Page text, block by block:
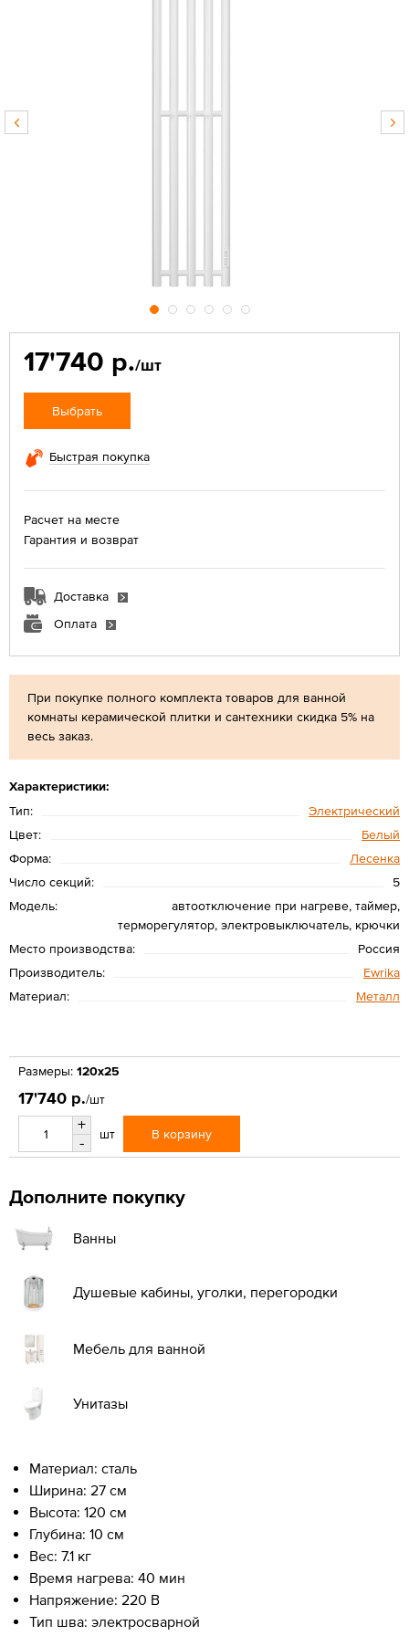
При покупке полного комплекта товаров для ванной
комнаты керамической плитки и сантехники скидка 5% на
весь заказ.
Характеристики:
Тип:
Электрический
Цвет:
Белый
Форма:
Лесенка
Число секций:
5
Модель:
автоотключение при нагреве, таймер,
терморегулятор, электровыключатель, крючки
Место производства:
Россия
Производитель:
Ewrika
Материал:
Металл
17'740 р./шт
Выбрать
Быстрая покупка
Расчет на месте
Гарантия и возврат
Доставка
Оплата
Размеры: 120x25
17'740 р./шт
+
-
шт В корзину
Дополните покупку
Ванны
Душевые кабины, уголки, перегородки
Мебель для ванной
Унитазы
Материал: сталь
Ширина: 27 см
Высота: 120 см
Глубина: 10 см
Вес: 7.1 кг
Время нагрева: 40 мин
Напряжение: 220 В
Тип шва: электросварной